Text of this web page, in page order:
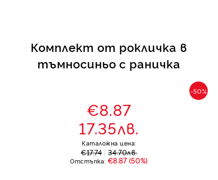
Комплект от рокличка в
тъмносиньо с раничка
-50%
€8.87
17.35лв.
Каталожна цена:
€17.74 34.70лв.
Отстъпка: €8.87 (50%)